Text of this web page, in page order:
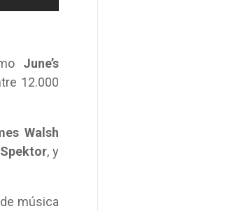
June’s
12.000
Walsh
, y
música